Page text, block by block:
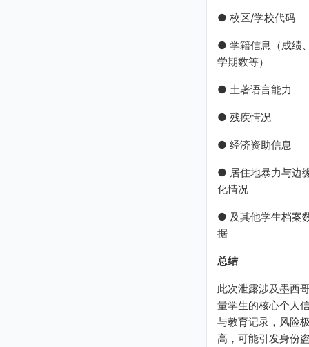
● 校区/学校代码
● 学籍信息（成绩
学期数等）
● 土著语言能力
● 残疾情况
● 经济资助信息
● 居住地暴力与边
化情况
● 及其他学生档案
据
总结
此次泄露涉及墨西
量学生的核心个人
与教育记录，风险
高，可能引发身份